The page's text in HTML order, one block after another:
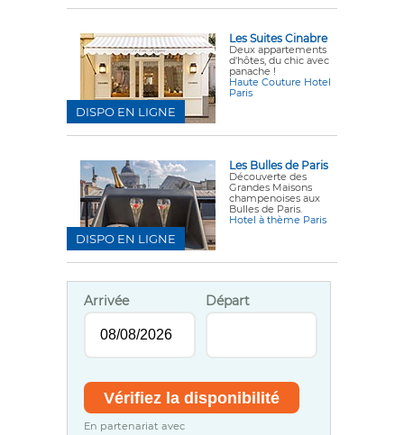
Les Suites Cinabre
Deux appartements
d'hôtes, du chic avec
panache !
Haute Couture Hotel
Paris
DISPO EN LIGNE
Les Bulles de Paris
Découverte des
Grandes Maisons
champenoises aux
Bulles de Paris.
Hotel à thème Paris
DISPO EN LIGNE
Arrivée Départ
En partenariat avec